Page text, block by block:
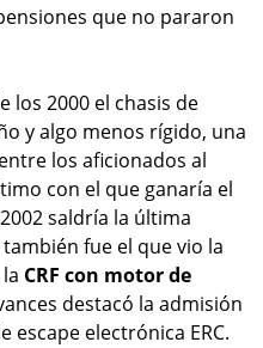
que no pararon
los 2000 el chasis de
y algo menos rígido, una
los aficionados al
con el que ganaría el
saldría la última
fue el que vio la
CRF con motor de
destacó la admisión
escape electrónica ERC.